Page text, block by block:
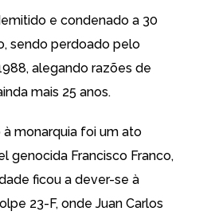
e condenado a 30
sendo perdoado pelo
alegando razões de
mais 25 anos.
à monarquia foi um ato
genocida Francisco Franco,
ficou a dever-se à
23-F, onde Juan Carlos